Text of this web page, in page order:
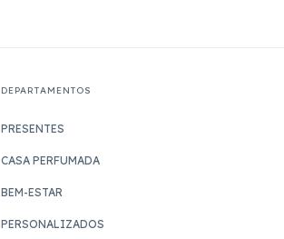
DEPARTAMENTOS
PRESENTES
CASA PERFUMADA
BEM-ESTAR
PERSONALIZADOS